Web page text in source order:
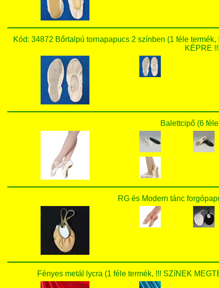
Kód: 34872 Bőrtalpú tornapapucs 2 színben (1 féle
KÉPRE
Balettcipő (6
RG és Modern tánc
Fényes metál lycra (1 féle termék, !!! SZíNEK